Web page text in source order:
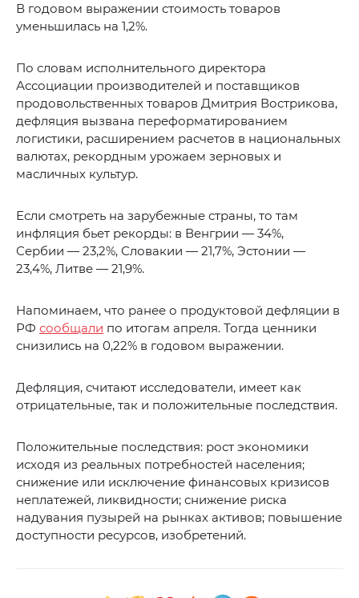
В годовом выражении стоимость товаров
уменьшилась на 1,2%.
По словам исполнительного директора
Ассоциации производителей и поставщиков
продовольственных товаров Дмитрия Вострикова,
дефляция вызвана переформатированием
логистики, расширением расчетов в национальных
валютах, рекордным урожаем зерновых и
масличных культур.
Если смотреть на зарубежные страны, то там
инфляция бьет рекорды: в Венгрии — 34%,
Сербии — 23,2%, Словакии — 21,7%, Эстонии —
23,4%, Литве — 21,9%.
Напоминаем, что ранее о продуктовой дефляции в
РФ сообщали по итогам апреля. Тогда ценники
снизились на 0,22% в годовом выражении.
Дефляция, считают исследователи, имеет как
отрицательные, так и положительные последствия.
Положительные последствия: рост экономики
исходя из реальных потребностей населения;
снижение или исключение финансовых кризисов
неплатежей, ликвидности; снижение риска
надувания пузырей на рынках активов; повышение
доступности ресурсов, изобретений.